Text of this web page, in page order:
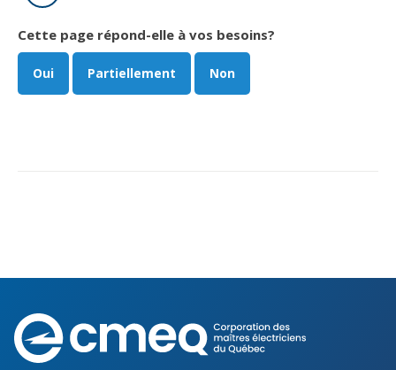
Cette page répond-elle à vos besoins?
Oui Partiellement Non
des